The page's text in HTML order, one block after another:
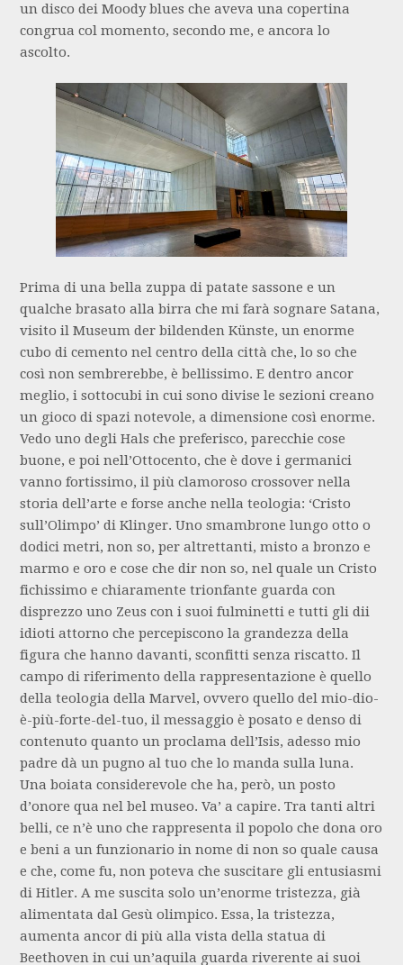
un disco dei Moody blues che aveva una copertina
congrua col momento, secondo me, e ancora lo
ascolto.
Prima di una bella zuppa di patate sassone e un
qualche brasato alla birra che mi farà sognare Satana,
visito il Museum der bildenden Künste, un enorme
cubo di cemento nel centro della città che, lo so che
così non sembrerebbe, è bellissimo. E dentro ancor
meglio, i sottocubi in cui sono divise le sezioni creano
un gioco di spazi notevole, a dimensione così enorme.
Vedo uno degli Hals che preferisco, parecchie cose
buone, e poi nell’Ottocento, che è dove i germanici
vanno fortissimo, il più clamoroso crossover nella
storia dell’arte e forse anche nella teologia: ‘Cristo
sull’Olimpo’ di Klinger. Uno smambrone lungo otto o
dodici metri, non so, per altrettanti, misto a bronzo e
marmo e oro e cose che dir non so, nel quale un Cristo
fichissimo e chiaramente trionfante guarda con
disprezzo uno Zeus con i suoi fulminetti e tutti gli dii
idioti attorno che percepiscono la grandezza della
figura che hanno davanti, sconfitti senza riscatto. Il
campo di riferimento della rappresentazione è quello
della teologia della Marvel, ovvero quello del mio-dio-
è-più-forte-del-tuo, il messaggio è posato e denso di
contenuto quanto un proclama dell’Isis, adesso mio
padre dà un pugno al tuo che lo manda sulla luna.
Una boiata considerevole che ha, però, un posto
d’onore qua nel bel museo. Va’ a capire. Tra tanti altri
belli, ce n’è uno che rappresenta il popolo che dona oro
e beni a un funzionario in nome di non so quale causa
e che, come fu, non poteva che suscitare gli entusiasmi
di Hitler. A me suscita solo un’enorme tristezza, già
alimentata dal Gesù olimpico. Essa, la tristezza,
aumenta ancor di più alla vista della statua di
Beethoven in cui un’aquila guarda riverente ai suoi